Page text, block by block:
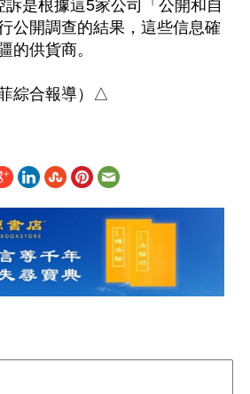
訴是根據這5家公司「公開和自
公開調查的結果，這些信息確
的供貨商。